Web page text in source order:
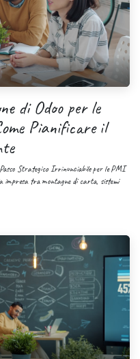
di Odoo per le
Pianificare il
Strategico Irrinunciabile per le PMI
impresa tra montagne di carta, sistemi